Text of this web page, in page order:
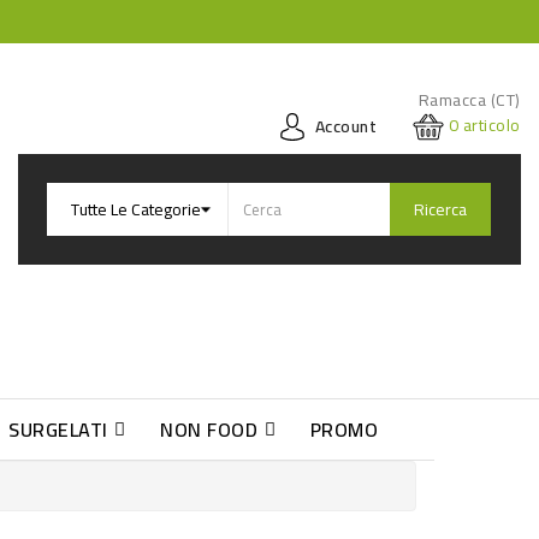
Ramacca (CT)
Account
0articolo
Ricerca
SURGELATI NON FOOD PROMO